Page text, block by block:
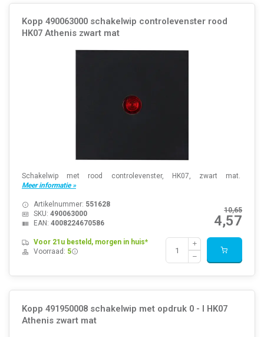
Kopp 490063000 schakelwip controlevenster rood
HK07 Athenis zwart mat
Schakelwip met rood controlevenster, HK07, zwart mat.
Meer informatie »
10,65
4,57
Artikelnummer: 551628
SKU: 490063000
EAN: 4008224670586
Voor 21u besteld, morgen in huis*
Voorraad: 5
Kopp 491950008 schakelwip met opdruk 0 - I HK07
Athenis zwart mat